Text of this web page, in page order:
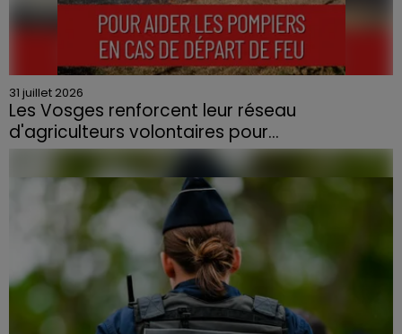
31 juillet 2026
Les Vosges renforcent leur réseau
d'agriculteurs volontaires pour...
Face à la sécheresse et aux risques de départs de feu,
la Chambre d'agriculture des Vosges a lancé un appel
aux agriculteurs volontaires pour venir en aide...